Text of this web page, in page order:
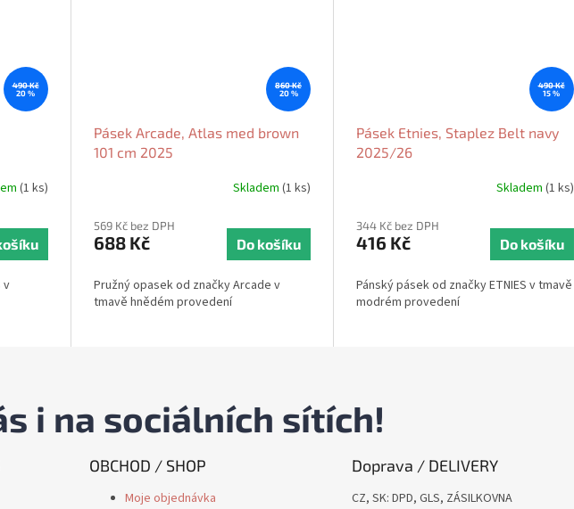
490 Kč
20 %
(1 ks)
v
860 Kč
20 %
Pásek Arcade, Atlas med brown
101 cm 2025
Skladem (1 ks)
569 Kč bez DPH
688 Kč Do košíku
Pružný opasek od značky Arcade v
tmavě hnědém provedení
490 Kč
15 %
Pásek Etnies, Staplez Belt navy
2025/26
Skladem (1 ks)
344 Kč bez DPH
416 Kč Do košíku
Pánský pásek od značky ETNIES v tmavě
modrém provedení
i na sociálních sítích!
OBCHOD / SHOP
Moje objednávka
Doprava / DELIVERY
CZ, SK: DPD, GLS, ZÁSILKOVNA